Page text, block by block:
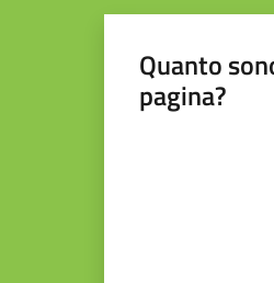
Quanto
pagina?